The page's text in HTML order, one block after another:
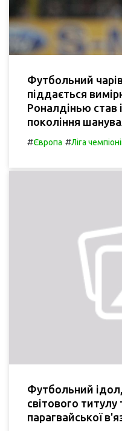
Футбольний
піддається
Роналдінью став
покоління
#Європа #Ліга
Футбольний
світового
парагвайської